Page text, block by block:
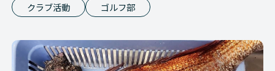
クラブ活動 ゴルフ部